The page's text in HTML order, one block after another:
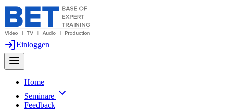
Einloggen
Home
Seminare
Feedback